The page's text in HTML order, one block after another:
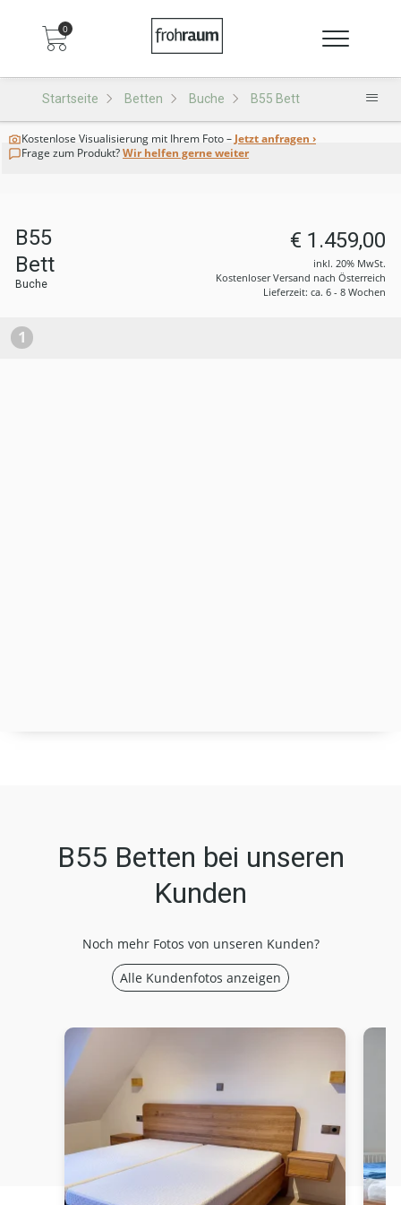
0
Startseite Betten Buche B55 Bett
Kostenlose Visualisierung mit Ihrem Foto – Jetzt anfragen ›
Frage zum Produkt?Wir helfen gerne weiter
B55
Bett
Buche
€ 1.459,00
inkl. 20% MwSt.
Kostenloser Versand nach Österreich
Lieferzeit: ca. 6 - 8 Wochen
1
B55 Betten bei unseren
Kunden
Noch mehr Fotos von unseren Kunden?
Alle Kundenfotos anzeigen